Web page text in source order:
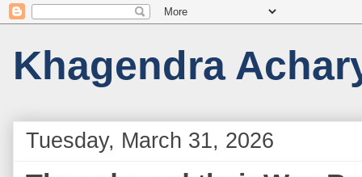
Khagendra
Tuesday, March 31, 2026